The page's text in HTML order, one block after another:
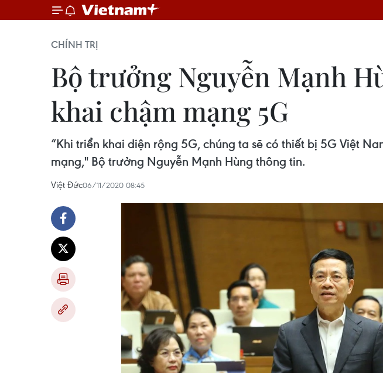
CHÍNH TRỊ
Bộ trưởng Nguyễn Mạnh
khai chậm mạng 5G
“Khi triển khai diện rộng 5G, chúng ta sẽ có thiết bị 5G Việt
mạng," Bộ trưởng Nguyễn Mạnh Hùng thông tin.
Việt Đức06/11/2020 08:45